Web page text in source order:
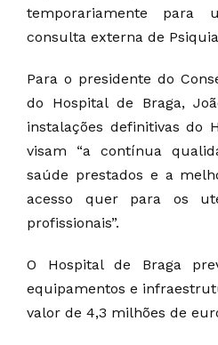
temporariamente
consulta externa de
Para o presidente do
do Hospital de Braga,
instalações definitivas do
visam “a contínua
saúde prestados e a
acesso quer para os
profissionais”.
O Hospital de Braga
equipamentos e
valor de 4,3 milhões de